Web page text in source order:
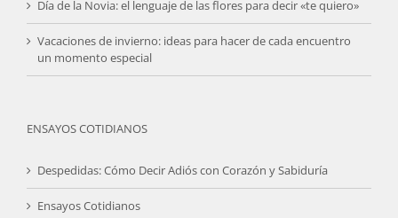
Día de la Novia: el lenguaje de las flores para decir «te quiero»
Vacaciones de invierno: ideas para hacer de cada encuentro
un momento especial
ENSAYOS COTIDIANOS
Despedidas: Cómo Decir Adiós con Corazón y Sabiduría
Ensayos Cotidianos